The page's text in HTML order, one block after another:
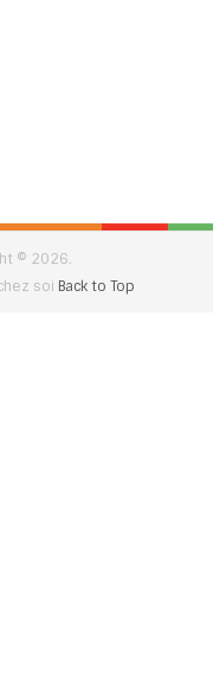
© 2026.
soi Back to Top